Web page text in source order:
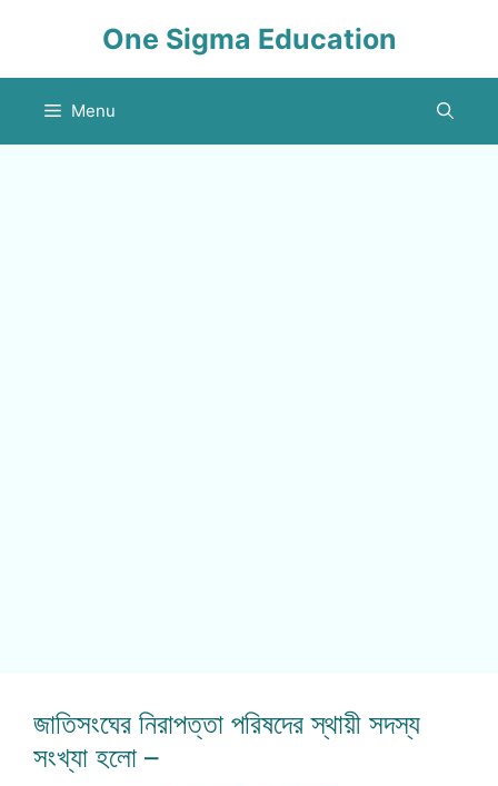
One Sigma Education
Menu
জাতিসংঘের নিরাপত্তা পরিষদের স্থায়ী সদস্য
সংখ্যা হলো –